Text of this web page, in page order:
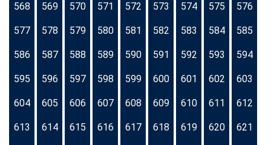
568 569 570 571 572 573 574 575 576
577 578 579 580 581 582 583 584 585
586 587 588 589 590 591 592 593 594
595 596 597 598 599 600 601 602 603
604 605 606 607 608 609 610 611 612
613 614 615 616 617 618 619 620 621